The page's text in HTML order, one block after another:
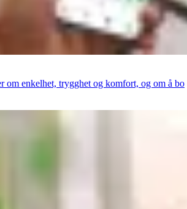
om enkelhet, trygghet og komfort, og om å bo